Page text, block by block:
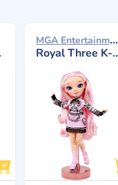
MGA Entertainment Rainbow High 2022
Royal Three K-Pop - Minnie Choi